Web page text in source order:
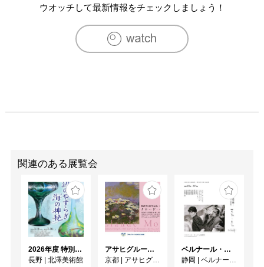
ウオッチして最新情報をチェックしましょう！
関連のある展覧会
2026年度 特別展「ガレとドーム、アール･ヌーヴォーのガラス 水辺のやすらぎ、海の神秘」
長野 | 北澤美術館
アサヒグループ大山崎山荘美術館 開館30周年記念展「没後100年 クロード・モネ」
京都 | アサヒグループ大山崎山荘美術館
ベルナール・ビュフェと写真 ーカメラがとらえたビュフェとその時代、そして21 世紀へ
静岡 | ベルナール・ビュフェ美術館